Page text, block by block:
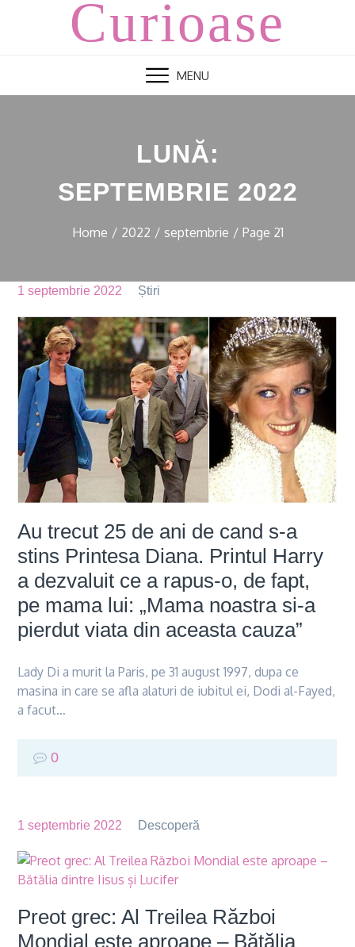
Curioase
MENU
LUNĂ:
SEPTEMBRIE 2022
Home 2022 septembrie Page 21
1 septembrie 2022 Știri
Au trecut 25 de ani de cand s-a
stins Printesa Diana. Printul Harry
a dezvaluit ce a rapus-o, de fapt,
pe mama lui: „Mama noastra si-a
pierdut viata din aceasta cauza”
Lady Di a murit la Paris, pe 31 august 1997, dupa ce
masina in care se afla alaturi de iubitul ei, Dodi al-Fayed,
a facut…
0
1 septembrie 2022 Descoperă
Preot grec: Al Treilea Război
Mondial este aproape – Bătălia